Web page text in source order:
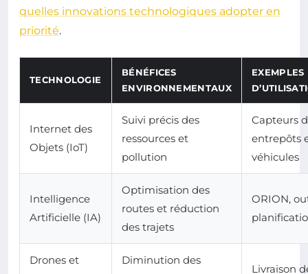
quelles innovations technologiques adopter en
priorité.
TECHNOLOGIE
BÉNÉFICES
ENVIRONNEMENTAUX
EXEMPLES
Internet des
Objets (IoT)
Suivi précis des
ressources et
pollution
Capteurs
entrepôts
véhicules
Intelligence
Artificielle (IA)
Optimisation des
routes et réduction
des trajets
ORION,
Drones et
Diminution des
Livraison